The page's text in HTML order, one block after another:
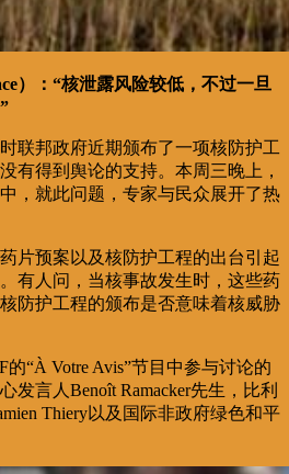
）：“核泄露风险较低，不过一旦
联邦政府近期颁布了一项核防护工
有得到舆论的支持。本周三晚上，
，就此问题，专家与民众展开了热
片预案以及核防护工程的出台引起
有人问，当核事故发生时，这些药
防护工程的颁布是否意味着核威胁
“À Votre Avis”节目中参与讨论的
发言人Benoît Ramacker先生，比利
Thiery以及国际非政府绿色和平